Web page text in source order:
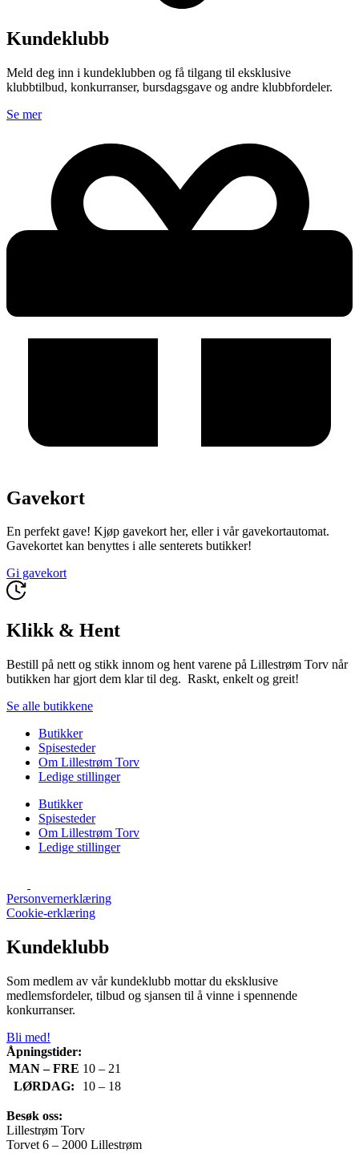
Kundeklubb
Meld deg inn i kundeklubben og få tilgang til eksklusive
klubbtilbud, konkurranser, bursdagsgave og andre klubbfordeler.
Se mer
Gavekort
En perfekt gave! Kjøp gavekort her, eller i vår gavekortautomat.
Gavekortet kan benyttes i alle senterets butikker!
Gi gavekort
Klikk & Hent
Bestill på nett og stikk innom og hent varene på Lillestrøm Torv når
butikken har gjort dem klar til deg. Raskt, enkelt og greit!
Se alle butikkene
Butikker
Spisesteder
Om Lillestrøm Torv
Ledige stillinger
Butikker
Spisesteder
Om Lillestrøm Torv
Ledige stillinger
Personvernerklæring
Cookie-erklæring
Kundeklubb
Som medlem av vår kundeklubb mottar du eksklusive
medlemsfordeler, tilbud og sjansen til å vinne i spennende
konkurranser.
Bli med!
Åpningstider:
MAN – FRE 10 – 21
LØRDAG:
10 – 18
Besøk oss:
Lillestrøm Torv
Torvet 6 – 2000 Lillestrøm